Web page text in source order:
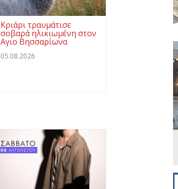
Κριάρι τραυμάτισε
σοβαρά ηλικιωμένη στον
Αγιο Βησσαρίωνα
05.08.2026